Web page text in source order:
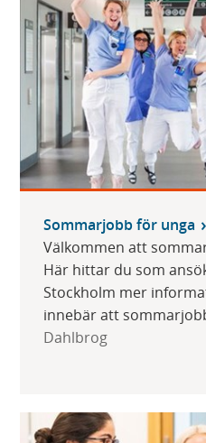
Sommarjobb för unga
Välkommen att
Här hittar du som
Stockholm mer
innebär att
Dahlbrog